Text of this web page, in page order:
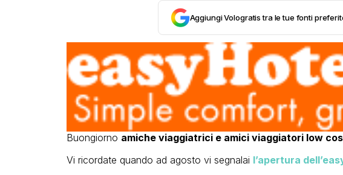
Aggiungi Vologratis tra le tue fonti
Buongiorno amiche viaggiatrici e amici viaggiatori low
Vi ricordate quando ad agosto vi segnalai l’apertura